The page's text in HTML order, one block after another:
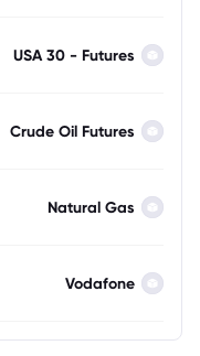
USA 30 - Futures
Crude Oil Futures
Natural Gas
Vodafone